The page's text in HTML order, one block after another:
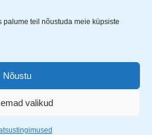
teil nõustuda meie küpsiste
Nõustu
valikud